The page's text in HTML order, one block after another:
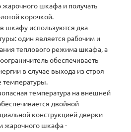
жарочного шкафа и получать
корочкой.
шкафу используются два
один является рабочим и
теплового режима шкафа, а
обеспечиваеть
в случае выхода из строя
температуры.
температура на внешней
двойной
конструкцией дверки
жарочного шкафа -